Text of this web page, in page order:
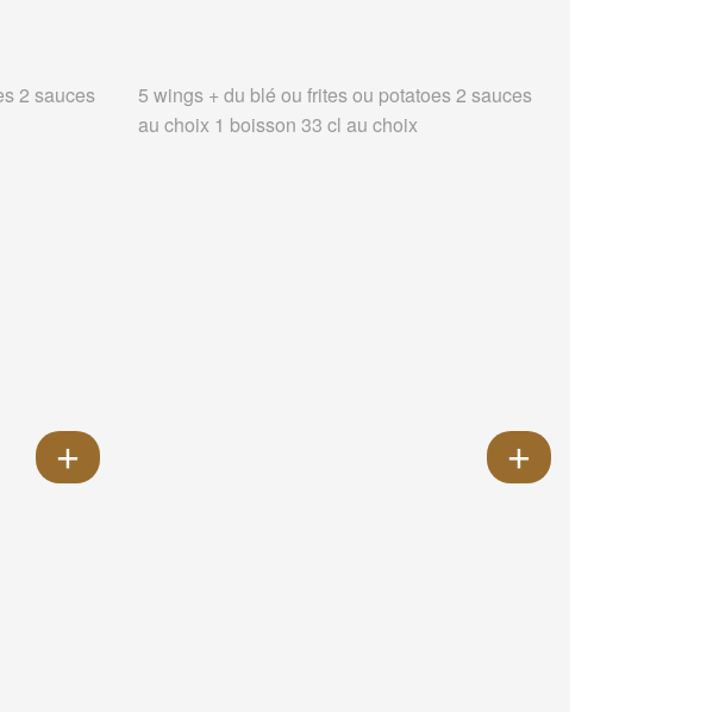
2 sauces
5 wings + du blé ou frites ou potatoes 2 sauces
au choix 1 boisson 33 cl au choix